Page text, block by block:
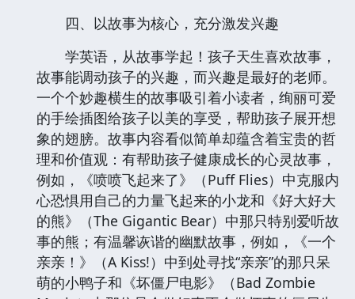
四、以故事为核心，充分激发兴趣
学英语，从故事学起！孩子天生喜欢故事，
故事能调动孩子的兴趣，而兴趣是最好的老师。
一个个妙趣横生的故事吸引着小读者，绚丽可爱
的手绘插图给孩子以美的享受，帮助孩子展开想
象的翅膀。故事内容看似简单却蕴含着宝贵的哲
理和价值观：有帮助孩子健康成长的心灵故事，
例如，《喷喷飞起来了》（Puff Flies）中克服内
心恐惧用自己的力量飞起来的小龙和《好大好大
的熊》（The Gigantic Bear）中那只特别爱听故
事的熊；有温馨诙谐的幽默故事，例如，《一个
亲亲！》（A Kiss!）中到处寻找“亲亲”的那只呆
萌的小鸭子和《坏僵尸电影》（Bad Zombie